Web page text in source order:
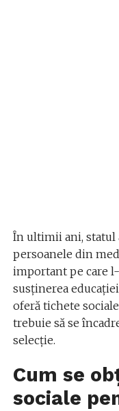
În ultimii ani, statul
persoanele din
important pe care
susținerea
oferă tichete
trebuie să se
selecție.
Cum se
sociale